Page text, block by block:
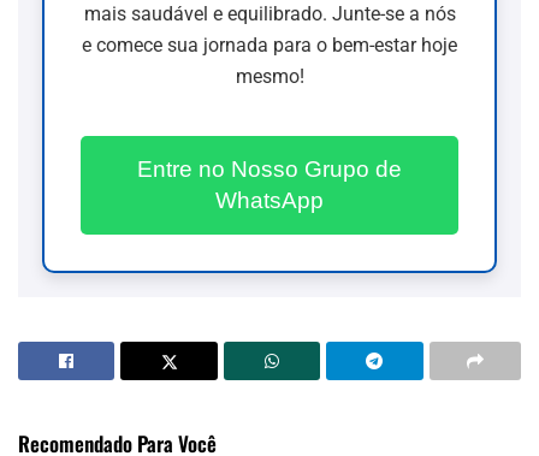
mais saudável e equilibrado. Junte-se a nós
e comece sua jornada para o bem-estar hoje
mesmo!
Entre no Nosso Grupo de
WhatsApp
Recomendado Para Você